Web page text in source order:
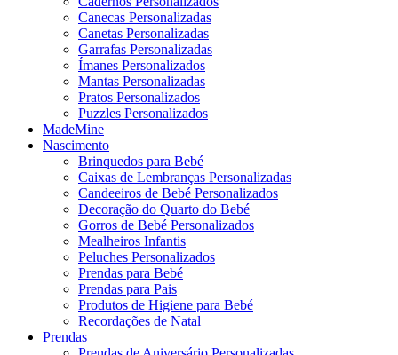
Canecas Personalizadas
Canetas Personalizadas
Garrafas Personalizadas
Ímanes Personalizados
Mantas Personalizadas
Pratos Personalizados
Puzzles Personalizados
MadeMine
Nascimento
Brinquedos para Bebé
Caixas de Lembranças Personalizadas
Candeeiros de Bebé Personalizados
Decoração do Quarto do Bebé
Gorros de Bebé Personalizados
Mealheiros Infantis
Peluches Personalizados
Prendas para Bebé
Prendas para Pais
Produtos de Higiene para Bebé
Recordações de Natal
Prendas